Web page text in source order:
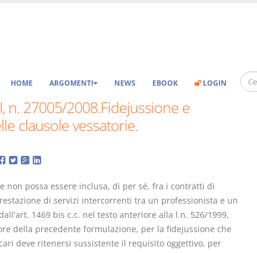
HOME ARGOMENTI NEWS EBOOK LOGIN
n. 27005/2008.Fidejussione e
clausole vessatorie.
non possa essere inclusa, di per sé, fra i contratti di
di servizi intercorrenti tra un professionista e un
1469 bis c.c. nel testo anteriore alla l.n. 526/1999,
della precedente formulazione, per la fidejussione che
deve ritenersi sussistente il requisito oggettivo, per